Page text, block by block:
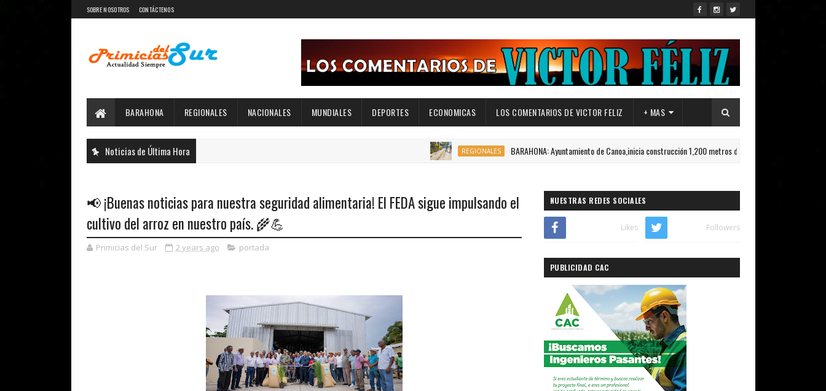
SOBRE NOSOTROS CONTÁCTENOS
BARAHONA REGIONALES NACIONALES MUNDIALES DEPORTES ECONOMICAS LOS COMENTARIOS DE VICTOR FELIZ + MAS
Noticias de Última Hora REGIONALES BARAHONA: Ayuntamiento de Canoa,inicia construcción 1,200 metros de Aceras y Contenes.
📢 ¡Buenas noticias para nuestra seguridad alimentaria! El FEDA sigue impulsando el
cultivo del arroz en nuestro país. 🌾💪
Primicias del Sur 2 years ago portada
NUESTRAS REDES SOCIALES
Likes Followers
PUBLICIDAD CAC